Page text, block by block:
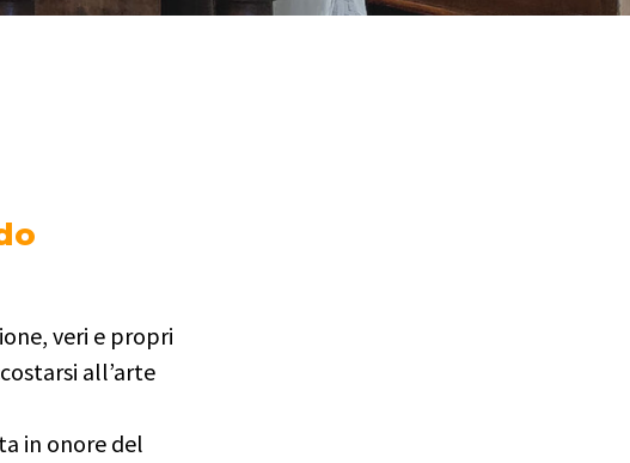
veri e propri
all’arte
in onore del